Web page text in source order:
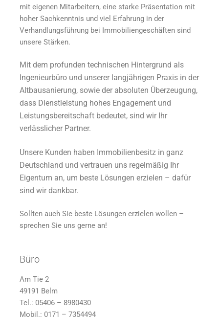
mit eigenen Mitarbeitern, eine starke Präsentation mit
hoher Sachkenntnis und viel Erfahrung in der
Verhandlungsführung bei Immobiliengeschäften sind
unsere Stärken.
Mit dem profunden technischen Hintergrund als
Ingenieurbüro und unserer langjährigen Praxis in der
Altbausanierung, sowie der absoluten Überzeugung,
dass Dienstleistung hohes Engagement und
Leistungsbereitschaft bedeutet, sind wir Ihr
verlässlicher Partner.
Unsere Kunden haben Immobilienbesitz in ganz
Deutschland und vertrauen uns regelmäßig Ihr
Eigentum an, um beste Lösungen erzielen – dafür
sind wir dankbar.
Sollten auch Sie beste Lösungen erzielen wollen –
sprechen Sie uns gerne an!
Büro
Am Tie 2
49191 Belm
Tel.: 05406 – 8980430
Mobil.: 0171 – 7354494